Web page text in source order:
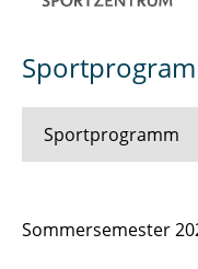
Sportprogramm
Sommersemester